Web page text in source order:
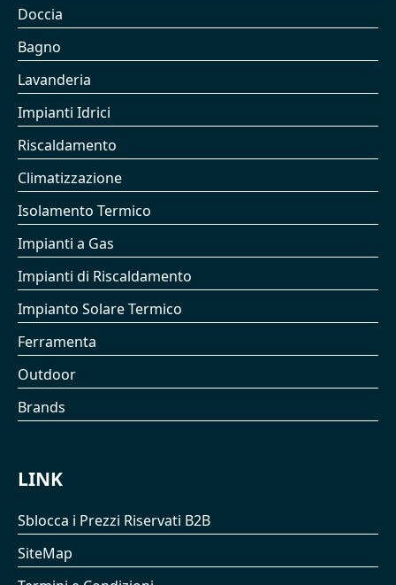
Doccia
Bagno
Lavanderia
Impianti Idrici
Riscaldamento
Climatizzazione
Isolamento Termico
Impianti a Gas
Impianti di Riscaldamento
Impianto Solare Termico
Ferramenta
Outdoor
Brands
LINK
Sblocca i Prezzi Riservati B2B
SiteMap